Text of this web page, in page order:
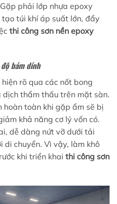
phải lớp nhựa epoxy
túi khí áp suất lớn, đẩy
thi công sơn nền epoxy
bám dính
rõ qua các nốt bong
dịch thẩm thấu trên mặt sàn.
hoàn toàn khi gặp ẩm sẽ bị
khả năng cơ lý vốn có.
dễ dàng nứt vỡ dưới tải
di chuyển. Vì vậy, làm khô
khi triển khai thi công sơn